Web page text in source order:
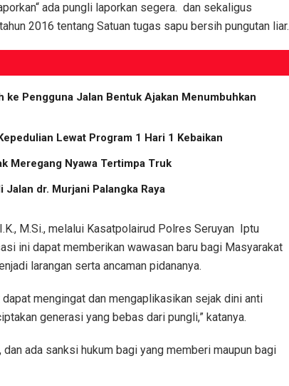
ada pungli laporkan segera. dan sekaligus
2016 tentang Satuan tugas sapu bersih pungutan liar.
ke Pengguna Jalan Bentuk Ajakan Menumbuhkan
Lewat Program 1 Hari 1 Kebaikan
Meregang Nyawa Tertimpa Truk
Jalan dr. Murjani Palangka Raya
M.Si., melalui Kasatpolairud Polres Seruyan Iptu
ini dapat memberikan wawasan baru bagi Masyarakat
larangan serta ancaman pidananya.
mengingat dan mengaplikasikan sejak dini anti
generasi yang bebas dari pungli,” katanya.
ada sanksi hukum bagi yang memberi maupun bagi